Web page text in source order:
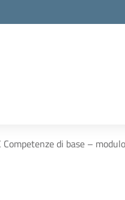
Competenze di base –